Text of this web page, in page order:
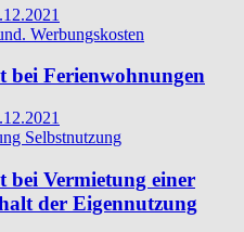
Werbungskosten
bei Ferienwohnungen
Selbstnutzung
bei Vermietung einer
der Eigennutzung